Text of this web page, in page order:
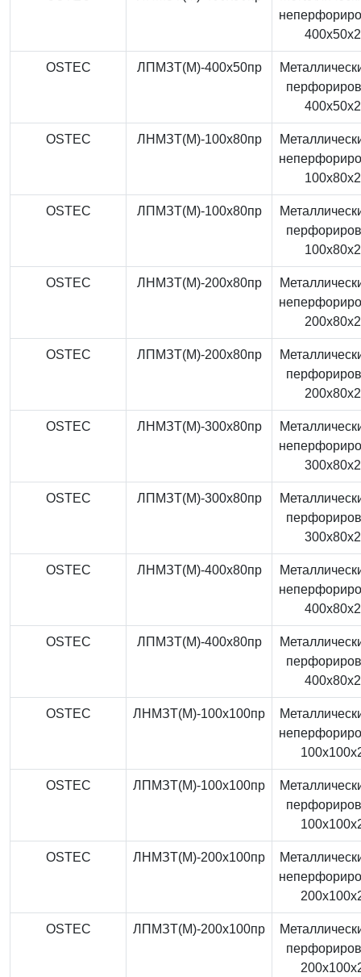
OSTEC ЛПМЗТ(М)-400x50пр
OSTEC ЛНМЗТ(М)-100x80пр
OSTEC ЛПМЗТ(М)-100x80пр
OSTEC ЛНМЗТ(М)-200x80пр
OSTEC ЛПМЗТ(М)-200x80пр
OSTEC ЛНМЗТ(М)-300x80пр
OSTEC ЛПМЗТ(М)-300x80пр
OSTEC ЛНМЗТ(М)-400x80пр
OSTEC ЛПМЗТ(М)-400x80пр
OSTEC ЛНМЗТ(М)-100x100пр
OSTEC ЛПМЗТ(М)-100x100пр
OSTEC ЛНМЗТ(М)-200x100пр
OSTEC ЛПМЗТ(М)-200x100пр